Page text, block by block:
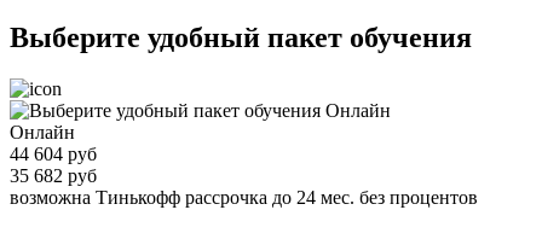
Выберите удобный пакет обучения
Онлайн
44 604 руб
35 682 руб
возможна Тинькофф рассрочка до 24 мес. без процентов